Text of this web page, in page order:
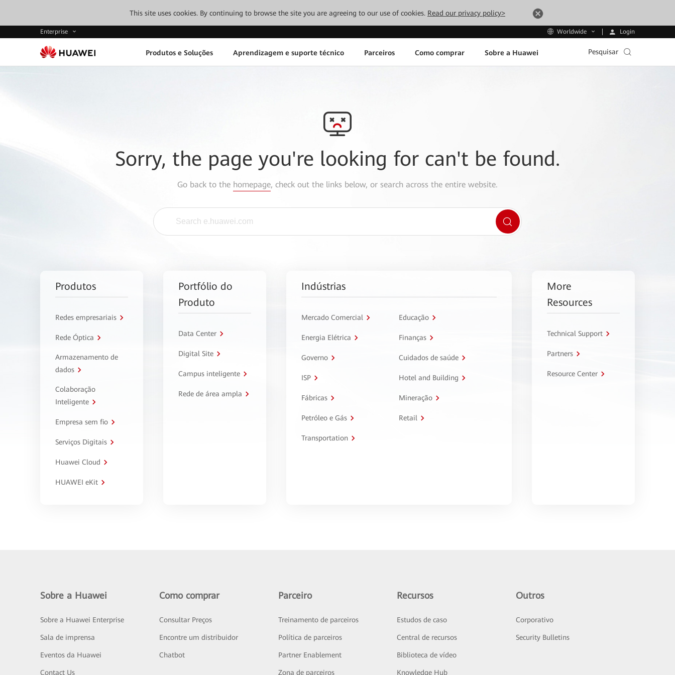
This site uses cookies. By continuing to browse the site you are agreeing to our use of cookies. Read our privacy policy>
Enterprise Worldwide Login
Produtos e Soluções Aprendizagem e suporte técnico Parceiros Como comprar Sobre a Huawei Pesquisar
Sorry, the page you're looking for can't be found.
Go back to the homepage, check out the links below, or search across the entire website.
Produtos
Redes empresariais
Rede Óptica
Armazenamento de
dados
Colaboração
Inteligente
Empresa sem fio
Serviços Digitais
Huawei Cloud
HUAWEI eKit
Portfólio do
Produto
Data Center
Digital Site
Campus inteligente
Rede de área ampla
Indústrias
Mercado Comercial Educação
Energia Elétrica Finanças
Governo Cuidados de saúde
ISP Hotel and Building
Fábricas Mineração
Petróleo e Gás Retail
Transportation
More
Resources
Technical Support
Partners
Resource Center
Sobre a Huawei
Sobre a Huawei Enterprise
Sala de imprensa
Eventos da Huawei
Contact Us
Como comprar
Consultar Preços
Encontre um distribuidor
Chatbot
Parceiro
Treinamento de parceiros
Política de parceiros
Partner Enablement
Zona de parceiros
Recursos
Estudos de caso
Central de recursos
Biblioteca de vídeo
Knowledge Hub
Outros
Corporativo
Security Bulletins